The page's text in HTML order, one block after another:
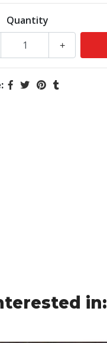
Quantity
+
in: